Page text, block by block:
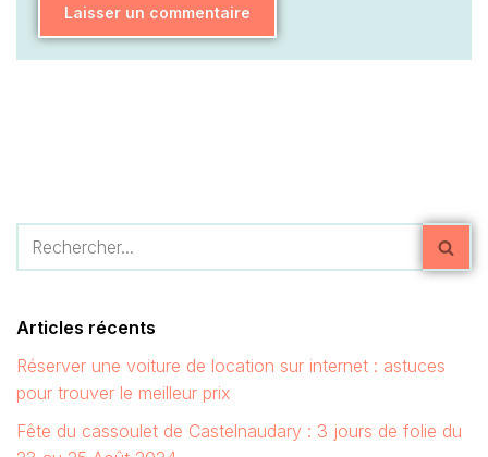
Articles récents
Réserver une voiture de location sur internet : astuces
pour trouver le meilleur prix
Fête du cassoulet de Castelnaudary : 3 jours de folie du